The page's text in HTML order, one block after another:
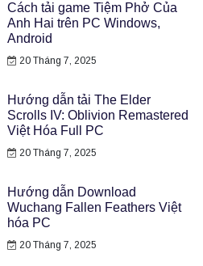
Cách tải game Tiệm Phở Của
Anh Hai trên PC Windows,
Android
20 Tháng 7, 2025
Hướng dẫn tải The Elder
Scrolls IV: Oblivion Remastered
Việt Hóa Full PC
20 Tháng 7, 2025
Hướng dẫn Download
Wuchang Fallen Feathers Việt
hóa PC
20 Tháng 7, 2025